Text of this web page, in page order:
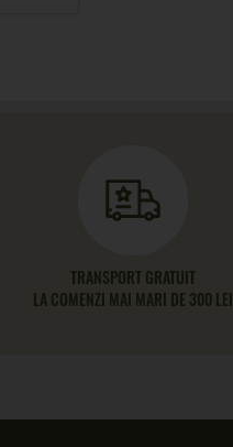
TRANSPORT GRATUIT
LA COMENZI MAI MARI DE 300 LEI